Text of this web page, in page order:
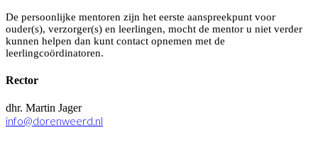
De persoonlijke mentoren zijn het eerste aanspreekpunt voor
ouder(s), verzorger(s) en leerlingen, mocht de mentor u niet verder
kunnen helpen dan kunt contact opnemen met de
leerlingcoördinatoren.
Rector
dhr. Martin Jager
info@dorenweerd.nl